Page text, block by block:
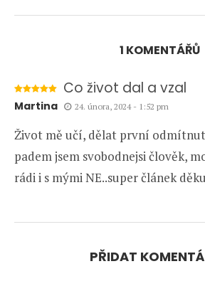
1 KOMENTÁŘŮ
Co život dal a vzal
Martina 24. února, 2024 - 1:52 pm
Život mě učí, dělat první
padem jsem svobodnejsi člověk,
rádi i s mými NE..super článek
PŘIDAT